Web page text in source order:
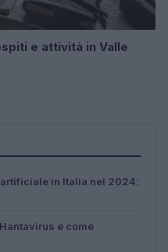
e attività in Valle
in Italia nel 2024:
e come